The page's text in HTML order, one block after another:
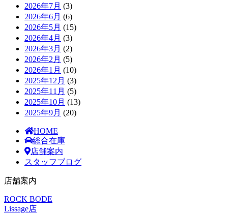
2026年7月 (3)
2026年6月 (6)
2026年5月 (15)
2026年4月 (3)
2026年3月 (2)
2026年2月 (5)
2026年1月 (10)
2025年12月 (3)
2025年11月 (5)
2025年10月 (13)
2025年9月 (20)
HOME
総合在庫
店舗案内
スタッフブログ
店舗案内
ROCK BODE
Lissage店